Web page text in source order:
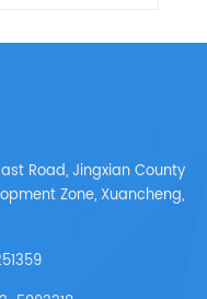
Road, Jingxian County
Zone, Xuancheng,